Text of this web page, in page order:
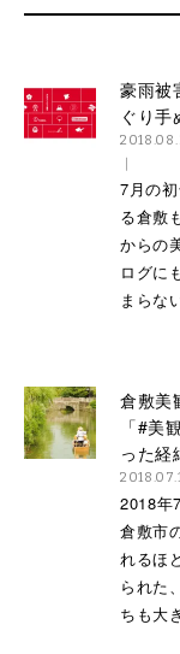
豪雨被
ぐり手
7月の
る倉敷
からの
ログに
まらな
倉敷美
「#美
った経
2018年
倉敷市
れるほ
られた
ちも大